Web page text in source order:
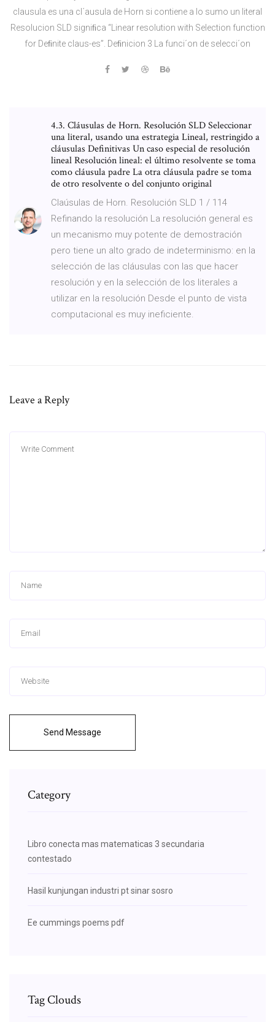
clausula es una cl´ausula de Horn si contiene a lo sumo un literal
Resolucion SLD signiﬁca “Linear resolution with Selection function
for Deﬁnite claus-es”. Deﬁnicion 3 La funci´on de selecci´on
4.3. Cláusulas de Horn. Resolución SLD Seleccionar
una literal, usando una estrategia Lineal, restringido a
cláusulas Definitivas Un caso especial de resolución
lineal Resolución lineal: el último resolvente se toma
como cláusula padre La otra cláusula padre se toma
de otro resolvente o del conjunto original
Claúsulas de Horn. Resolución SLD 1 / 114
Refinando la resolución La resolución general es
un mecanismo muy potente de demostración
pero tiene un alto grado de indeterminismo: en la
selección de las cláusulas con las que hacer
resolución y en la selección de los literales a
utilizar en la resolución Desde el punto de vista
computacional es muy ineficiente.
Leave a Reply
Send Message
Category
Libro conecta mas matematicas 3 secundaria
contestado
Hasil kunjungan industri pt sinar sosro
Ee cummings poems pdf
Tag Clouds